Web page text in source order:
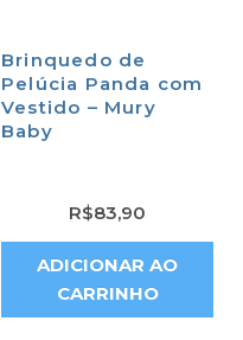
Brinquedo de
Pelúcia Panda com
Vestido – Mury
Baby
R$83,90
ADICIONAR AO
CARRINHO